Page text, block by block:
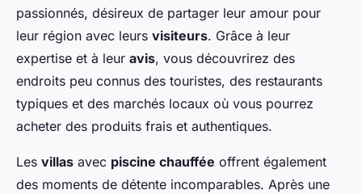
passionnés, désireux de partager leur amour pour
leur région avec leurs visiteurs. Grâce à leur
expertise et à leur avis, vous découvrirez des
endroits peu connus des touristes, des restaurants
typiques et des marchés locaux où vous pourrez
acheter des produits frais et authentiques.
Les villas avec piscine chauffée offrent également
des moments de détente incomparables. Après une